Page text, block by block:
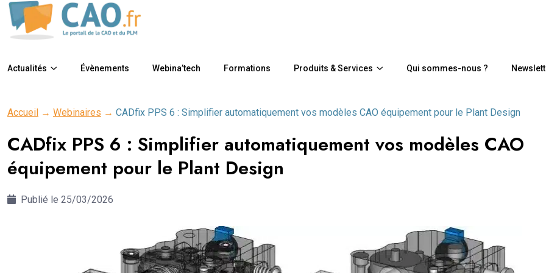
Actualités Évènements Webina’tech Formations Produits & Services Qui sommes-nous ?
Accueil → Webinaires → CADfix PPS 6 : Simplifier automatiquement vos modèles CAO équipement pour le Plant Design
CADfix PPS 6 : Simplifier automatiquement vos modèles CAO
équipement pour le Plant Design
Publié le 25/03/2026